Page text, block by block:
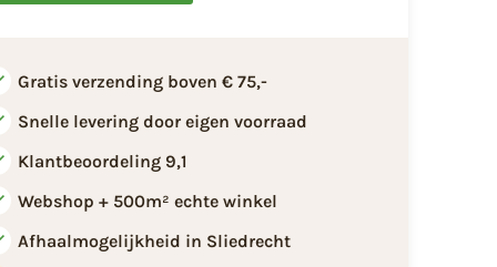
Gratis verzending boven € 75,-
Snelle levering door eigen voorraad
Klantbeoordeling 9,1
Webshop + 500m² echte winkel
Afhaalmogelijkheid in Sliedrecht